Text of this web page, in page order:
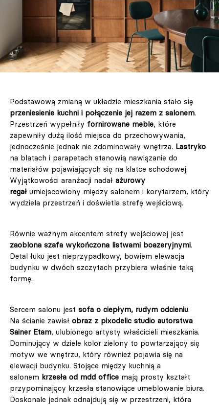
Podstawową zmianą w układzie mieszkania stało się
przeniesienie kuchni i połączenie jej razem z salonem.
Przestrzeń wypełniły fornirowane meble, które
zapewniły dużą ilość miejsca do przechowywania,
jednocześnie jednak nie zdominowały wnętrza. Lastryko
na blatach i parapetach stanowią nawiązanie do
materiałów pojawiających się na klatce schodowej.
Wyjątkowości aranżacji nadał ażurowy
regał umiejscowiony między salonem i korytarzem, który
wydziela przestrzeń i doświetla strefę wejściową.
Równie ważnym akcentem strefy wejściowej jest
zaoblona szafa wykończona listwami boazeryjnymi.
Detal łuku jest nieprzypadkowy, bowiem elewacja
budynku w dwóch szczytach przybiera właśnie taką
formę.
Sercem salonu jest sofa o ciepłym, rudym odcieniu.
Na ścianie zawisł obraz z pixodelic studio autorstwa
Sainer Etam, ulubionego artysty właścicieli mieszkania.
Dominujący w dziele kolor zielony to powtarzający się
motyw we wnętrzu, który również pojawia się na
elewacji budynku. Stojące między kuchnią a
salonem krzesła od mdd office mają prosty kształt
przypominający krzesła stanowiące umeblowanie biura.
Doskonale jednak odnajdują się w przestrzeni, która